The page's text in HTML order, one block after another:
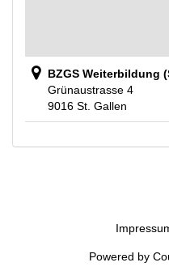
BZGS Weiterbildung
Grünaustrasse 4
9016 St. Gallen
Powered by